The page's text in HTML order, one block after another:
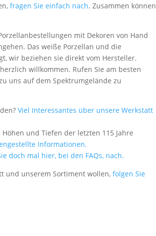
fragen Sie einfach nach. Zusammen können
mit Dekoren von Hand
Das weiße Porzellan und die
wir beziehen sie direkt vom Hersteller.
willkommen. Rufen Sie am besten
uns auf dem Spektrumgelände zu
Viel Interessantes über unsere Werkstatt
und Tiefen der letzten 115 Jahre
Informationen.
doch mal hier, bei den FAQs, nach.
und unserem Sortiment wollen, folgen Sie